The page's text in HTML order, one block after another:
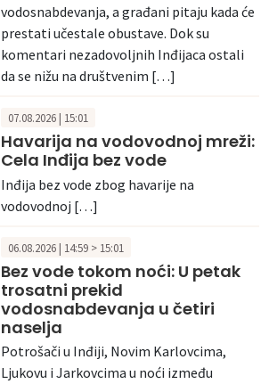
vodosnabdevanja, a građani pitaju kada će
prestati učestale obustave. Dok su
komentari nezadovoljnih Inđijaca ostali
da se nižu na društvenim […]
07.08.2026 | 15:01
Havarija na vodovodnoj mreži:
Cela Inđija bez vode
Inđija bez vode zbog havarije na
vodovodnoj […]
06.08.2026 | 14:59 > 15:01
Bez vode tokom noći: U petak
trosatni prekid
vodosnabdevanja u četiri
naselja
Potrošači u Inđiji, Novim Karlovcima,
Ljukovu i Jarkovcima u noći između